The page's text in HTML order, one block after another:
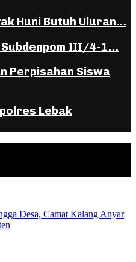
Huni Butuh Uluran…
Subdenpom III/4-1…
Perpisahan Siswa
Lebak
Desa, Camat Kalang Anyar